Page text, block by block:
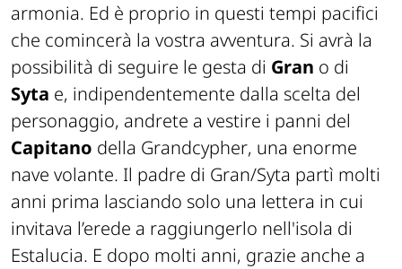
armonia. Ed è proprio in questi tempi pacifici
che comincerà la vostra avventura. Si avrà la
possibilità di seguire le gesta di Gran o di
Syta e, indipendentemente dalla scelta del
personaggio, andrete a vestire i panni del
Capitano della Grandcypher, una enorme
nave volante. Il padre di Gran/Syta partì molti
anni prima lasciando solo una lettera in cui
invitava l’erede a raggiungerlo nell'isola di
Estalucia. E dopo molti anni, grazie anche a